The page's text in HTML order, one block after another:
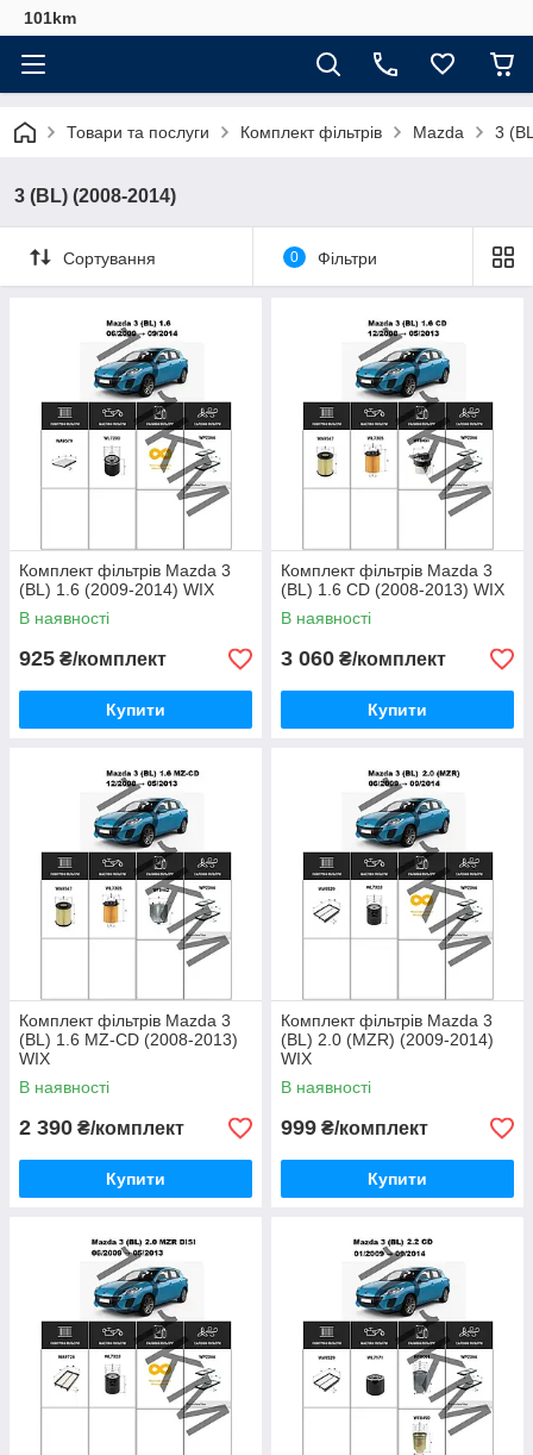
101km
Товари та послуги Комплект фільтрів Mazda 3
3 (BL) (2008-2014)
Сортування 0 Фільтри
Комплект фільтрів Mazda 3
(BL) 1.6 (2009-2014) WIX
В наявності
925 ₴/комплект
Купити
Комплект фільтрів Mazda 3
(BL) 1.6 CD (2008-2013) WIX
В наявності
3 060 ₴/комплект
Купити
Комплект фільтрів Mazda 3
(BL) 1.6 MZ-CD (2008-2013)
WIX
В наявності
2 390 ₴/комплект
Купити
Комплект фільтрів Mazda 3
(BL) 2.0 (MZR) (2009-2014)
WIX
В наявності
999 ₴/комплект
Купити